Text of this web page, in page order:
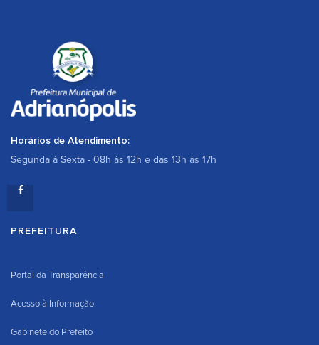
Horários de Atendimento:
Segunda à Sexta - 08h às 12h e das 13h às 17h
PREFEITURA
Portal da Transparência
Acesso à Informação
Gabinete do Prefeito